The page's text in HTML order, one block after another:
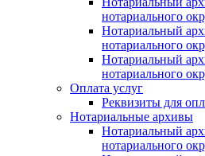
нотариального
Нотариальный
нотариального
Нотариальный
нотариального
Оплата услуг
Реквизиты для
Нотариальные архивы
Нотариальный
нотариального